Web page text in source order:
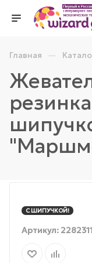
Главная —
С ШИПУЧКОЙ!
Артикул: 2282311